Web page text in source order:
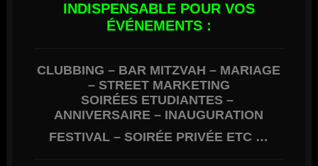
INDISPENSABLE POUR VOS
ÉVÉNEMENTS :
CLUBBING – BAR MITZVAH – MARIAGE
– STREET MARKETING
SOIRÉES ETUDIANTES–
ANNIVERSAIRE – INAUGURATION
FESTIVAL – SOIRÉE PRIVÉE ETC …